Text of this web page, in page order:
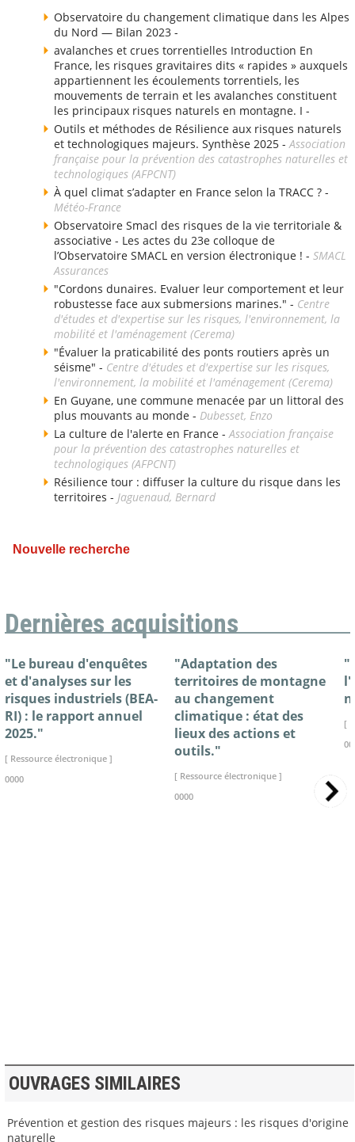
Observatoire du changement climatique dans les Alpes
du Nord — Bilan 2023 -
avalanches et crues torrentielles Introduction En
France, les risques gravitaires dits « rapides » auxquels
appartiennent les écoulements torrentiels, les
mouvements de terrain et les avalanches constituent
les principaux risques naturels en montagne. I -
Outils et méthodes de Résilience aux risques naturels
et technologiques majeurs. Synthèse 2025 - Association
française pour la prévention des catastrophes naturelles et
technologiques (AFPCNT)
À quel climat s’adapter en France selon la TRACC ? -
Météo-France
Observatoire Smacl des risques de la vie territoriale &
associative - Les actes du 23e colloque de
l’Observatoire SMACL en version électronique ! - SMACL
Assurances
"Cordons dunaires. Evaluer leur comportement et leur
robustesse face aux submersions marines." - Centre
d'études et d'expertise sur les risques, l'environnement, la
mobilité et l'aménagement (Cerema)
"Évaluer la praticabilité des ponts routiers après un
séisme" - Centre d'études et d'expertise sur les risques,
l'environnement, la mobilité et l'aménagement (Cerema)
En Guyane, une commune menacée par un littoral des
plus mouvants au monde - Dubesset, Enzo
La culture de l'alerte en France - Association française
pour la prévention des catastrophes naturelles et
technologiques (AFPCNT)
Résilience tour : diffuser la culture du risque dans les
territoires - Jaguenaud, Bernard
Nouvelle recherche
Dernières acquisitions
"Le bureau d'enquêtes
et d'analyses sur les
risques industriels (BEA-
RI) : le rapport annuel
2025."
[ Ressource électronique ]
0000
"Adaptation des
territoires de montagne
au changement
climatique : état des
lieux des actions et
outils."
[ Ressource électronique ]
0000
[
OUVRAGES SIMILAIRES
Prévention et gestion des risques majeurs : les risques d'origine
naturelle